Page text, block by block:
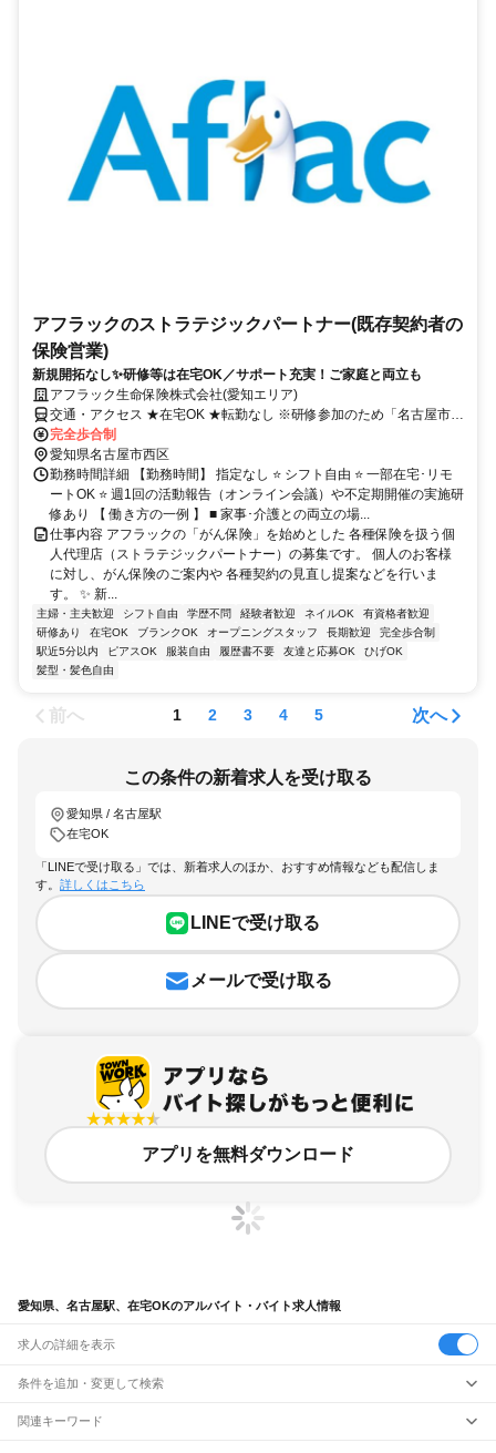
アフラックのストラテジックパートナー(既存契約者の
保険営業)
新規開拓なし✨研修等は在宅OK／サポート充実！ご家庭と両立も
アフラック生命保険株式会社(愛知エリア)
交通・アクセス ★在宅OK ★転勤なし ※研修参加のため「名古屋市西
区」への出社あり
完全歩合制
愛知県名古屋市西区
勤務時間詳細 【勤務時間】 指定なし ⭐ シフト自由 ⭐ 一部在宅･リモ
ートOK ⭐ 週1回の活動報告（オンライン会議）や不定期開催の実施研
修あり 【 働き方の一例 】 ■ 家事･介護との両立の場...
仕事内容 アフラックの「がん保険」を始めとした 各種保険を扱う個
人代理店（ストラテジックパートナー）の募集です。 個人のお客様
に対し、がん保険のご案内や 各種契約の見直し提案などを行いま
す。 ✨ 新...
主婦・主夫歓迎 シフト自由 学歴不問 経験者歓迎 ネイルOK
有資格者歓迎
研修あり
在宅OK ブランクOK オープニングスタッフ 長期歓迎
完全歩合制
駅近5分以内
ピアスOK 服装自由 履歴書不要 友達と応募OK
ひげOK
髪型・髪色自由
前へ 1 2 3 4 5 次へ
この条件の新着求人を受け取る
愛知県 / 名古屋駅
在宅OK
「LINEで受け取る」では、新着求人のほか、おすすめ情報なども配信しま
す。 詳しくはこちら
LINEで受け取る
メールで受け取る
アプリを無料ダウンロード
愛知県、名古屋駅、在宅OKのアルバイト・バイト求人情報
求人の詳細を表示
条件を追加・変更して検索
市区町村を追加・変更
関連キーワード